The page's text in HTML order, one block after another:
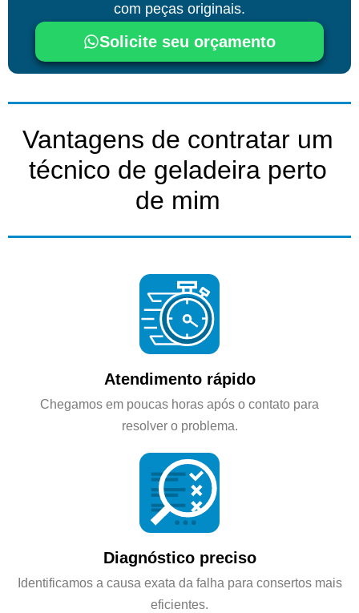
com peças originais.
Solicite seu orçamento
Vantagens de contratar um
técnico de geladeira perto
de mim
Atendimento rápido
Chegamos em poucas horas após o contato para
resolver o problema.
Diagnóstico preciso
Identificamos a causa exata da falha para consertos mais
eficientes.